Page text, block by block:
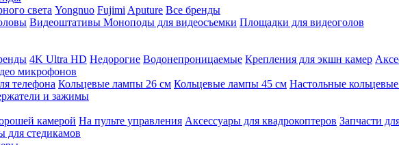
света Yongnuo Fujimi Aputure Все бренды
Видеоштативы Моноподы для видеосъемки Площадки для видеоголов
4K Ultra HD Недорогие Водонепроницаемые Крепления для экшн камер
микрофонов
телефона Кольцевые лампы 26 см Кольцевые лампы 45 см Настольные
и зажимы
камерой На пульте управления Аксессуары для квадрокоптеров Запчасти
для стедикамов